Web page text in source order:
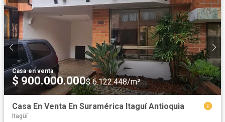
Casa·en venta
$ 900.000.000$ 6.122.448/m²
Casa En Venta En Suramérica Itaguí Antioquia
Itagüí